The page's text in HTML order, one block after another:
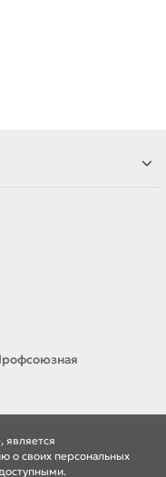
является
о своих персональных